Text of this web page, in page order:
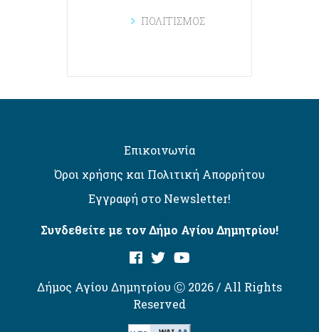
ΠΟΛΙΤΙΣΜΟΣ
Επικοινωνία
Όροι χρήσης και Πολιτική Απορρήτου
Εγγραφή στο Newsletter!
Συνδεθείτε με τον Δήμο Αγίου Δημητρίου!
Δήμος Αγίου Δημητρίου Ⓒ 2026 / All Rights
Reserved